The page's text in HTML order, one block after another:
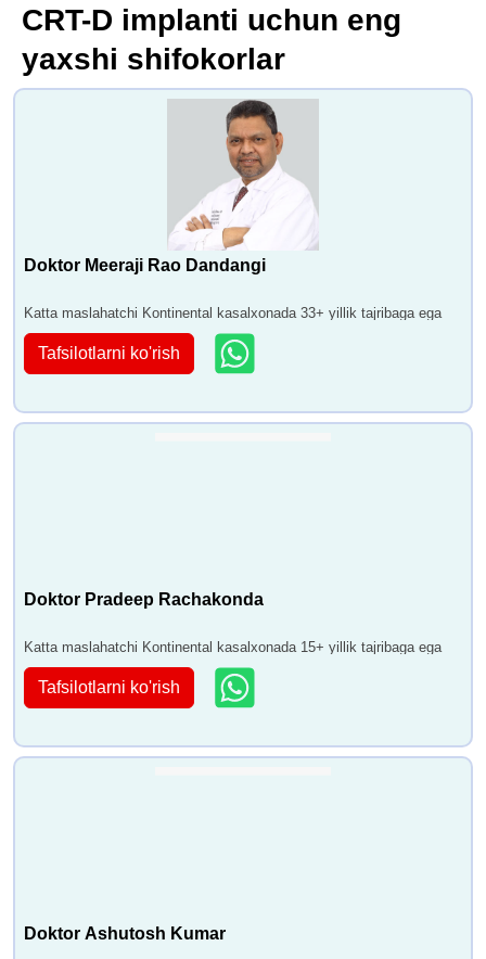
CRT-D implanti uchun eng
yaxshi shifokorlar
Doktor Meeraji Rao Dandangi
Katta maslahatchi Kontinental kasalxonada 33+ yillik tajribaga ega
Tafsilotlarni ko'rish
Doktor Pradeep Rachakonda
Katta maslahatchi Kontinental kasalxonada 15+ yillik tajribaga ega
Tafsilotlarni ko'rish
Doktor Ashutosh Kumar